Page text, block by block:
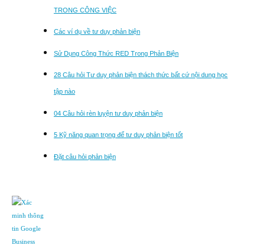
TRONG CÔNG VIỆC
Các ví dụ về tư duy phản biện
Sử Dụng Công Thức RED Trong Phản Biện
28 Câu hỏi Tư duy phản biện thách thức bất cứ nội dung học
tập nào
04 Câu hỏi rèn luyện tư duy phản biện
5 Kỹ năng quan trọng để tư duy phản biện tốt
Đặt câu hỏi phản biện